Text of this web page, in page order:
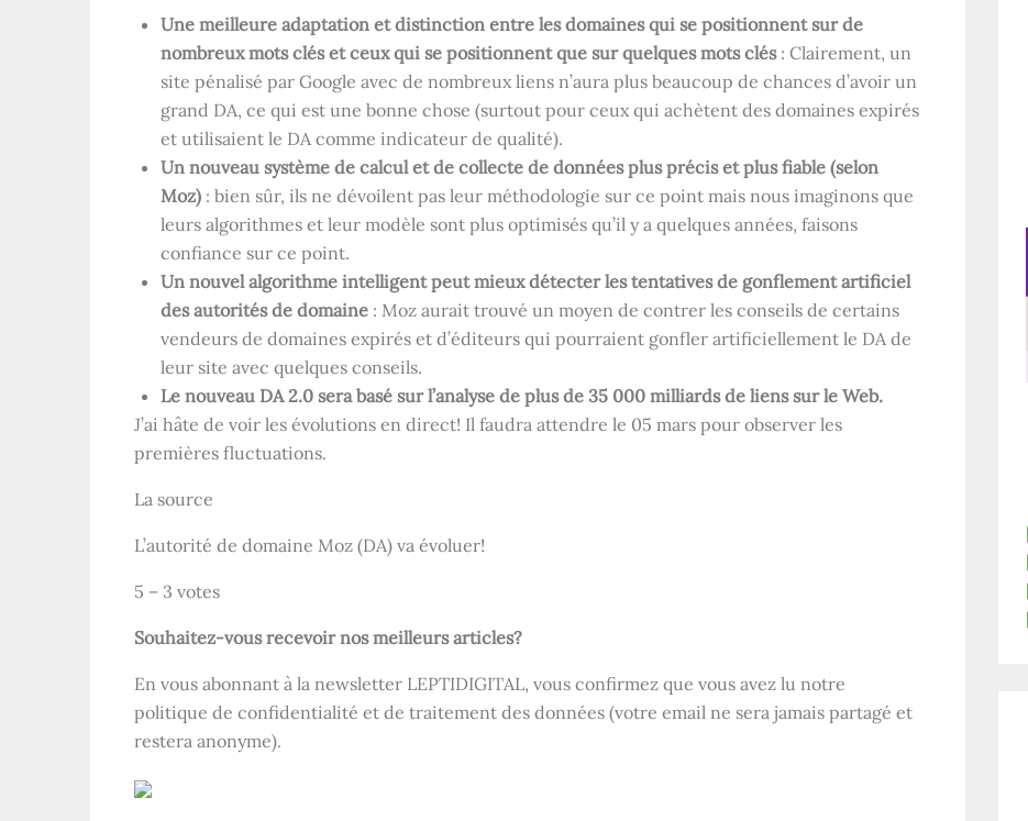
Une meilleure adaptation et distinction entre les domaines qui se positionnent sur de
nombreux mots clés et ceux qui se positionnent que sur quelques mots clés: Clairement, un
site pénalisé par Google avec de nombreux liens n’aura plus beaucoup de chances d’avoir un
grand DA, ce qui est une bonne chose (surtout pour ceux qui achètent des domaines expirés
et utilisaient le DA comme indicateur de qualité).
Un nouveau système de calcul et de collecte de données plus précis et plus fiable (selon
Moz) : bien sûr, ils ne dévoilent pas leur méthodologie sur ce point mais nous imaginons que
leurs algorithmes et leur modèle sont plus optimisés qu’il y a quelques années, faisons
confiance sur ce point.
Un nouvel algorithme intelligent peut mieux détecter les tentatives de gonflement artificiel
des autorités de domaine : Moz aurait trouvé un moyen de contrer les conseils de certains
vendeurs de domaines expirés et d’éditeurs qui pourraient gonfler artificiellement le DA de
leur site avec quelques conseils.
Le nouveau DA 2.0 sera basé sur l’analyse de plus de 35 000 milliards de liens sur le Web.
J’ai hâte de voir les évolutions en direct! Il faudra attendre le 05 mars pour observer les
premières fluctuations.
La source
L’autorité de domaine Moz (DA) va évoluer!
5 – 3 votes
Souhaitez-vous recevoir nos meilleurs articles?
En vous abonnant à la newsletter LEPTIDIGITAL, vous confirmez que vous avez lu notre
politique de confidentialité et de traitement des données (votre email ne sera jamais partagé et
restera anonyme).